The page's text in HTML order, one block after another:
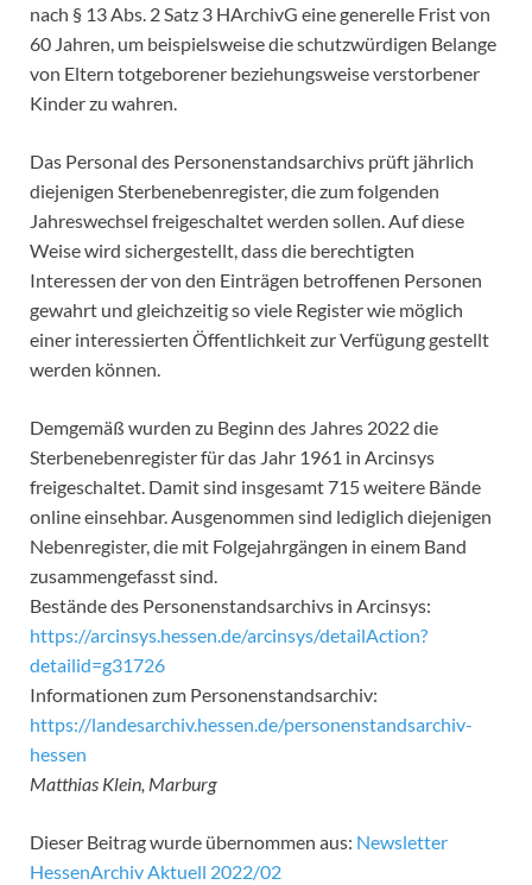
nach § 13 Abs. 2 Satz 3 HArchivG eine generelle Frist von
60 Jahren, um beispielsweise die schutzwürdigen Belange
von Eltern totgeborener beziehungsweise verstorbener
Kinder zu wahren.
Das Personal des Personenstandsarchivs prüft jährlich
diejenigen Sterbenebenregister, die zum folgenden
Jahreswechsel freigeschaltet werden sollen. Auf diese
Weise wird sichergestellt, dass die berechtigten
Interessen der von den Einträgen betroffenen Personen
gewahrt und gleichzeitig so viele Register wie möglich
einer interessierten Öffentlichkeit zur Verfügung gestellt
werden können.
Demgemäß wurden zu Beginn des Jahres 2022 die
Sterbenebenregister für das Jahr 1961 in Arcinsys
freigeschaltet. Damit sind insgesamt 715 weitere Bände
online einsehbar. Ausgenommen sind lediglich diejenigen
Nebenregister, die mit Folgejahrgängen in einem Band
zusammengefasst sind.
Bestände des Personenstandsarchivs in Arcinsys:
https://arcinsys.hessen.de/arcinsys/detailAction?
detailid=g31726
Informationen zum Personenstandsarchiv:
https://landesarchiv.hessen.de/personenstandsarchiv-
hessen
Matthias Klein, Marburg
Dieser Beitrag wurde übernommen aus: Newsletter
HessenArchiv Aktuell 2022/02